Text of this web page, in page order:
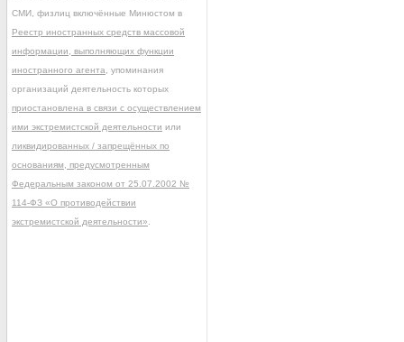
СМИ, физлиц включённые Минюстом в
Реестр иностранных средств массовой
информации, выполняющих функции
иностранного агента , упоминания
организаций деятельность которых
приостановлена в связи с осуществлением
ими экстремистской деятельности или
ликвидированных / запрещённых по
основаниям, предусмотренным
Федеральным законом от 25.07.2002 №
114-ФЗ «О противодействии
экстремистской деятельности»